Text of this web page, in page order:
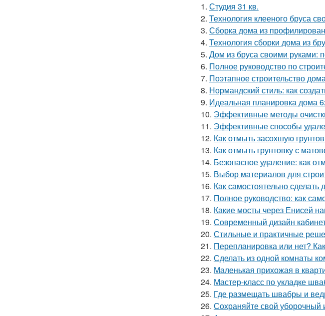
1. Студия 31 кв.
2. Технология клееного бруса
3. Сборка дома из
4. Технология сборки дома из
5. Дом из бруса своими руками:
6. Полное руководство по
7. Поэтапное строительство
8. Нормандский стиль: как
9. Идеальная планировка дома
10. Эффективные методы
11. Эффективные способы
12. Как отмыть засохшую
13. Как отмыть грунтовку с
14. Безопасное удаление: как
15. Выбор материалов для
16. Как самостоятельно
17. Полное руководство: как
18. Какие мосты через Енисей
19. Современный дизайн
20. Стильные и практичные
21. Перепланировка или нет?
22. Сделать из одной комнаты
23. Маленькая прихожая в
24. Мастер-класс по укладке
25. Где размещать швабры и
26. Сохраняйте свой уборочный